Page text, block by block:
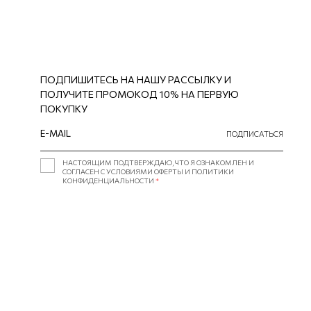
ПОДПИШИТЕСЬ НА НАШУ РАССЫЛКУ И
ПОЛУЧИТЕ ПРОМОКОД 10% НА ПЕРВУЮ
ПОКУПКУ
ПОДПИСАТЬСЯ
НАСТОЯЩИМ ПОДТВЕРЖДАЮ, ЧТО Я ОЗНАКОМЛЕН И
СОГЛАСЕН С УСЛОВИЯМИ ОФЕРТЫ И ПОЛИТИКИ
КОНФИДЕНЦИАЛЬНОСТИ*